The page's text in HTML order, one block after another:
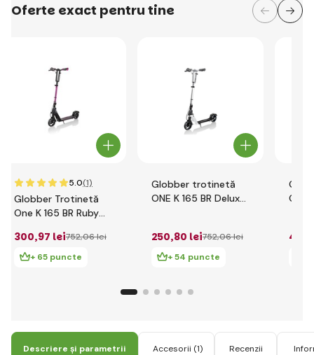
Oferte exact pentru tine
5.0(1)
Globber Trotinetă
One K 165 BR Ruby
frână, capacitate
100kg
300,97 lei752,06 lei
+ 65 puncte
Globber trotinetă
ONE K 165 BR Deluxe
capacitate 100kg
250,80 lei752,06 lei
+ 54 puncte
ONE
401
Descriere și parametrii Accesorii (1) Recenzii